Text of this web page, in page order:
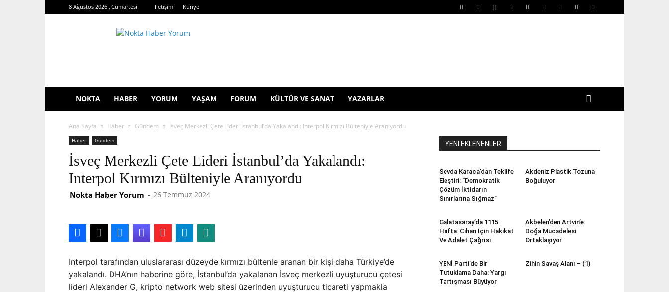
8 Ağustos 2026 , Cumartesi İletişim Künye
NOKTA HABER YORUM YAŞAM FORUM KÜLTÜR VE SANAT YAZARLAR
Ana Sayfa Haber Gündem İsveç Merkezli Çete Lideri İstanbul’da Yakalandı: Interpol Kırmızı Bülteniyle Aranıyordu
Haber Gündem
İsveç Merkezli Çete Lideri İstanbul’da Yakalandı:
Interpol Kırmızı Bülteniyle Aranıyordu
Nokta Haber Yorum - 26 Temmuz 2024
Interpol tarafından uluslararası düzeyde kırmızı bültenle aranan bir kişi daha Türkiye’de
yakalandı. DHA’nın haberine göre, İstanbul’da yakalanan İsveç merkezli uyuşturucu çetesi
lideri Alexander G, kripto network web sitesi üzerinden uyuşturucu ticareti yapmakla
YENİ EKLENENLER
Sevda Karaca’dan Teklife
Eleştiri: “Demokratik
Çözüm İktidarın
Sınırlarına Sığmaz”
Akdeniz Plastik Tozuna
Boğuluyor
Galatasaray’da 1115.
Hafta: Cihan İçin Hakikat
Ve Adalet Çağrısı
Akbelen’den Artvin’e:
Doğa Mücadelesi
Ortaklaşıyor
YENİ Parti’de Bir
Tutuklama Daha: Yargı
Tartışması Büyüyor
Zihin Savaş Alanı – (1)